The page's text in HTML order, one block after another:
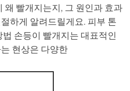
왜 빨개지는지, 그 원인과 효과
하게 알려드릴게요. 피부 톤
손등이 빨개지는 대표적인
현상은 다양한